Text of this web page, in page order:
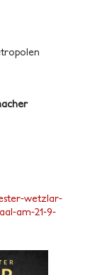
wetzlar-
am-21-9-